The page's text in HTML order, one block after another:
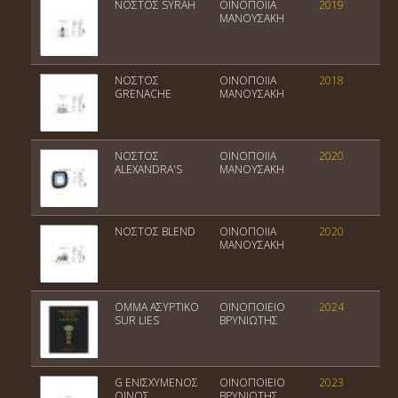
NOΣTOΣ SYRAH
ΟΙΝΟΠΟΙΙΑ
ΜΑΝΟΥΣΑΚΗ
2019
NOΣTOΣ
GRENACHE
ΟΙΝΟΠΟΙΙΑ
ΜΑΝΟΥΣΑΚΗ
2018
NOΣTOΣ
ALEXANDRA'S
ΟΙΝΟΠΟΙΙΑ
ΜΑΝΟΥΣΑΚΗ
2020
NOΣTOΣ BLEND
ΟΙΝΟΠΟΙΙΑ
ΜΑΝΟΥΣΑΚΗ
2020
OMMA ΑΣΥΡΤΙΚΟ
SUR LIES
ΟΙΝΟΠΟΙΕΙΟ
ΒΡΥΝΙΩΤΗΣ
2024
G ΕΝΙΣΧΥΜΕΝΟΣ
ΟΙΝΟΠΟΙΕΙΟ
2023